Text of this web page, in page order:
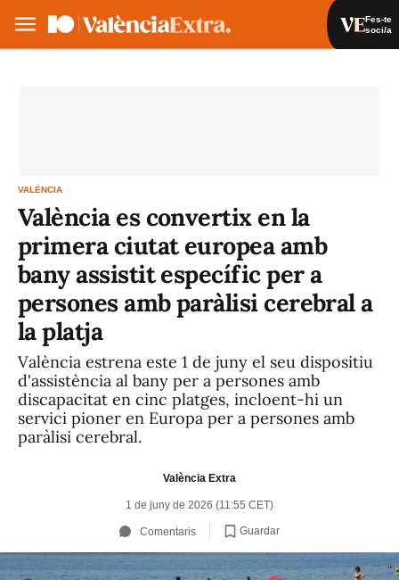
Fes-te
soci/a
VALÈNCIA
València es convertix en la
primera ciutat europea amb
bany assistit específic per a
persones amb paràlisi cerebral a
la platja
València estrena este 1 de juny el seu dispositiu
d'assistència al bany per a persones amb
discapacitat en cinc platges, incloent-hi un
servici pioner en Europa per a persones amb
paràlisi cerebral.
València Extra
1 de juny de 2026 (11:55 CET)
Comentaris Guardar